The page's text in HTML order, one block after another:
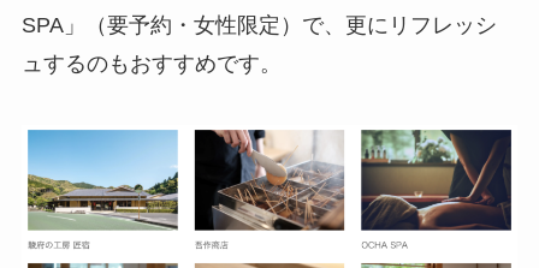
SPA」（要予約・女性限定）で、更にリフレッシ
ュするのもおすすめです。